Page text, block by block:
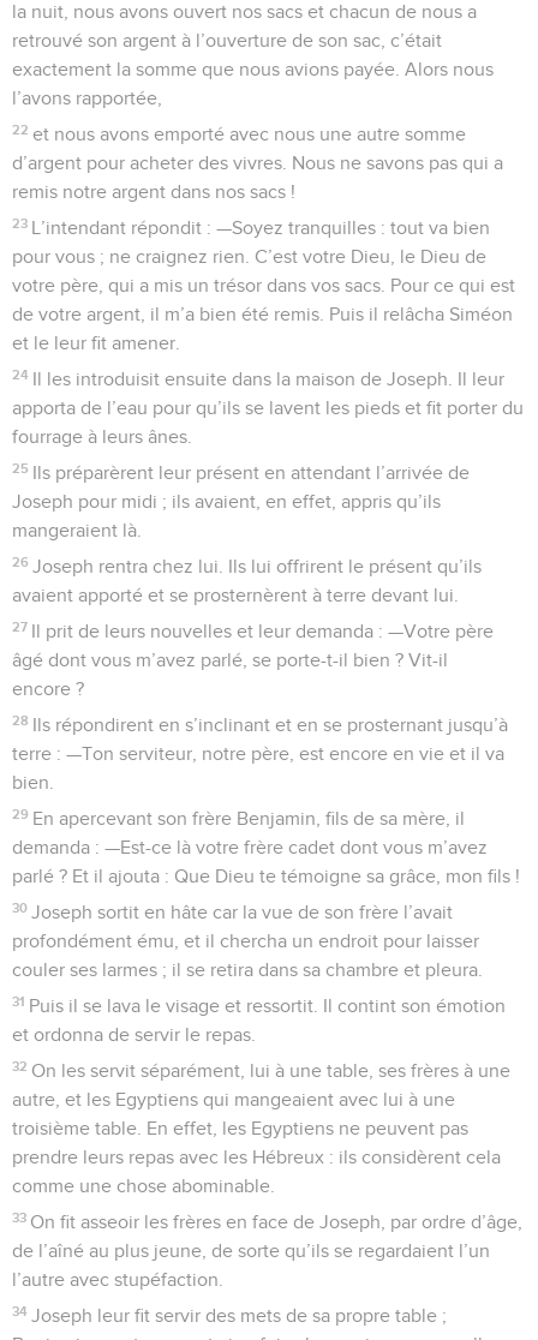
la nuit, nous avons ouvert nos sacs et chacun de nous a
retrouvé son argent à l’ouverture de son sac, c’était
exactement la somme que nous avions payée. Alors nous
l’avons rapportée,
22 et nous avons emporté avec nous une autre somme
d’argent pour acheter des vivres. Nous ne savons pas qui a
remis notre argent dans nos sacs !
23 L’intendant répondit : —Soyez tranquilles : tout va bien
pour vous ; ne craignez rien. C’est votre Dieu, le Dieu de
votre père, qui a mis un trésor dans vos sacs. Pour ce qui est
de votre argent, il m’a bien été remis. Puis il relâcha Siméon
et le leur fit amener.
24 Il les introduisit ensuite dans la maison de Joseph. Il leur
apporta de l’eau pour qu’ils se lavent les pieds et fit porter du
fourrage à leurs ânes.
25 Ils préparèrent leur présent en attendant l’arrivée de
Joseph pour midi ; ils avaient, en effet, appris qu’ils
mangeraient là.
26 Joseph rentra chez lui. Ils lui offrirent le présent qu’ils
avaient apporté et se prosternèrent à terre devant lui.
27 Il prit de leurs nouvelles et leur demanda : —Votre père
âgé dont vous m’avez parlé, se porte-t-il bien ? Vit-il
encore ?
28 Ils répondirent en s’inclinant et en se prosternant jusqu’à
terre : —Ton serviteur, notre père, est encore en vie et il va
bien.
29 En apercevant son frère Benjamin, fils de sa mère, il
demanda : —Est-ce là votre frère cadet dont vous m’avez
parlé ? Et il ajouta : Que Dieu te témoigne sa grâce, mon fils !
30 Joseph sortit en hâte car la vue de son frère l’avait
profondément ému, et il chercha un endroit pour laisser
couler ses larmes ; il se retira dans sa chambre et pleura.
31 Puis il se lava le visage et ressortit. Il contint son émotion
et ordonna de servir le repas.
32 On les servit séparément, lui à une table, ses frères à une
autre, et les Egyptiens qui mangeaient avec lui à une
troisième table. En effet, les Egyptiens ne peuvent pas
prendre leurs repas avec les Hébreux : ils considèrent cela
comme une chose abominable.
33 On fit asseoir les frères en face de Joseph, par ordre d’âge,
de l’aîné au plus jeune, de sorte qu’ils se regardaient l’un
l’autre avec stupéfaction.
34 Joseph leur fit servir des mets de sa propre table ;